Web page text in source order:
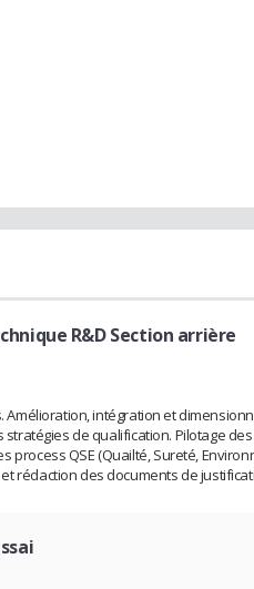
R&D Section arrière
Amélioration, intégration et
de qualification. Pilotage
QSE (Quailté, Sureté,
rédaction des documents de